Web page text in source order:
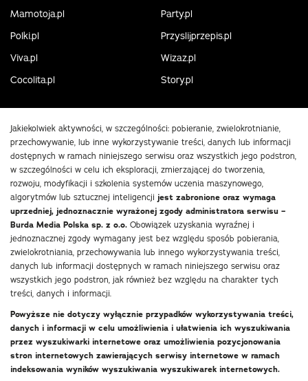
Mamotoja.pl
Party.pl
Polki.pl
Przyslijprzepis.pl
Viva.pl
Wizaz.pl
Cocolita.pl
Story.pl
Jakiekolwiek aktywności, w szczególności: pobieranie, zwielokrotnianie,
przechowywanie, lub inne wykorzystywanie treści, danych lub informacji
dostępnych w ramach niniejszego serwisu oraz wszystkich jego podstron,
w szczególności w celu ich eksploracji, zmierzającej do tworzenia,
rozwoju, modyfikacji i szkolenia systemów uczenia maszynowego,
algorytmów lub sztucznej inteligencji jest zabronione oraz wymaga
uprzedniej, jednoznacznie wyrażonej zgody administratora serwisu –
Burda Media Polska sp. z o.o. Obowiązek uzyskania wyraźnej i
jednoznacznej zgody wymagany jest bez względu sposób pobierania,
zwielokrotniania, przechowywania lub innego wykorzystywania treści,
danych lub informacji dostępnych w ramach niniejszego serwisu oraz
wszystkich jego podstron, jak również bez względu na charakter tych
treści, danych i informacji.
Powyższe nie dotyczy wyłącznie przypadków wykorzystywania treści,
danych i informacji w celu umożliwienia i ułatwienia ich wyszukiwania
przez wyszukiwarki internetowe oraz umożliwienia pozycjonowania
stron internetowych zawierających serwisy internetowe w ramach
indeksowania wyników wyszukiwania wyszukiwarek internetowych.